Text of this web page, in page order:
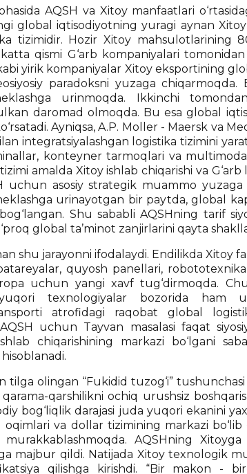
AQSH va Xitoy manfaatlari
global iqtisodiyotning yuragi aynan
tizimidir. Hozir Xitoy mahsulotlarining
qismi G‘arb kompaniyalari tomonidan
yirik kompaniyalar Xitoy eksportining
paradoksni yuzaga chiqarmoqda.
urinmoqda. Ikkinchi
daromad olmoqda. Bu esa global
Ayniqsa, A.P. Moller - Maersk va
integratsiyalashgan logistika tizimini
konteyner tarmoqlari va
amalda Xitoy ishlab chiqarishi va
uchun asosiy strategik muammo
urinayotgan bir paytda, global
Shu sababli AQSHning tarif
global ta’minot zanjirlarini qayta
shu jarayonni ifodalaydi. Endilikda Xitoy
quyosh panellari,
uchun yangi xavf tug‘dirmoqda.
texnologiyalar bozorida ham
atrofidagi raqobat global
uchun Tayvan masalasi faqat
chiqarishining markazi bo‘lgani
olingan “Fukidid tuzog‘i”
qarama-qarshilikni ochiq urushsiz
bog‘liqlik darajasi juda yuqori ekanini
oqimlari va dollar tizimining markazi
AQSHning
majbur qildi. Natijada Xitoy texnologik
qilishga kirishdi. “Bir makon -